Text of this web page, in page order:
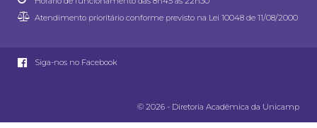
Atendimento prioritário conforme previsto na Lei 10048 de 11/08/2000
Siga-nos no Facebook
© 2026 - Diretoria Acadêmica da Unicamp